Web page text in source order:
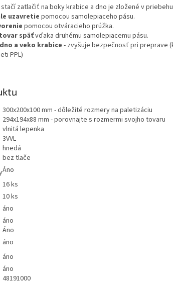
stačí zatlačiť na boky krabice a dno je zložené v
uzavretie pomocou samolepiaceho pásu.
pomocou otváracieho prúžka.
späťvďaka druhému samolepiacemu pásu.
a veko krabice - zvyšuje bezpečnosť pri preprave
PPL)
300x200x100 mm - dôležité rozmery na paletizáciu
294x194x88 mm - porovnajte s rozmermi svojho tovaru
vlnitá lepenka
3VVL
hnedá
bez tlače
Áno
16 ks
10 ks
áno
áno
Áno
áno
áno
áno
48191000